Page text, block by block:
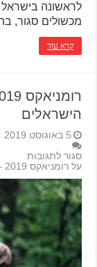
לראשונה בישראל
מכשולים סגור,
קרא עוד
הישראלים
5 באוגוסט 2019
סגור לתגובות
על רומניאקס 2019 – הקשיים וההתמודדויות של הישראלים